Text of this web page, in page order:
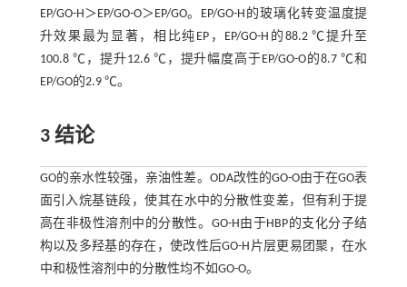
EP/GO-H＞EP/GO-O＞EP/GO。EP/GO-H的玻璃化转变温度提
升效果最为显著，相比纯EP，EP/GO-H的88.2 ℃提升至
100.8 ℃，提升12.6 ℃，提升幅度高于EP/GO-O的8.7 ℃和
EP/GO的2.9 ℃。
3 结论
GO的亲水性较强，亲油性差。ODA改性的GO-O由于在GO表
面引入烷基链段，使其在水中的分散性变差，但有利于提
高在非极性溶剂中的分散性。GO-H由于HBP的支化分子结
构以及多羟基的存在，使改性后GO-H片层更易团聚，在水
中和极性溶剂中的分散性均不如GO-O。